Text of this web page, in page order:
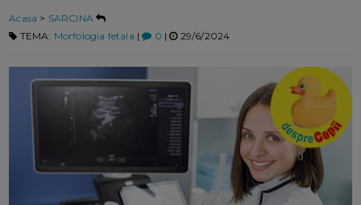
Acasa > SARCINA
TEMA: Morfologia fetala | 0 | 29/6/2024